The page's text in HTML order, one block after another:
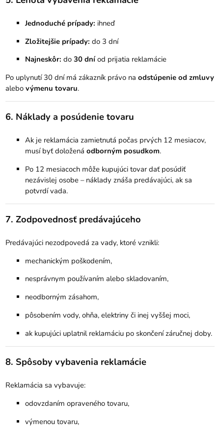
Jednoduché prípady: ihneď
Zložitejšie prípady: do 3 dní
Najneskôr: do30 dní od prijatia reklamácie
Po uplynutí 30 dní má zákazník právo naodstúpenie od zmluvy
alebovýmenu tovaru.
6. Náklady a posúdenie tovaru
Ak je reklamácia zamietnutá počas prvých 12 mesiacov,
musí byť doloženáodborným posudkom.
Po 12 mesiacoch môže kupujúci tovar dať posúdiť
nezávislej osobe – náklady znáša predávajúci, ak sa
potvrdí vada.
7. Zodpovednosť predávajúceho
Predávajúci nezodpovedá za vady, ktoré vznikli:
mechanickým poškodením,
nesprávnym používaním alebo skladovaním,
neodborným zásahom,
pôsobením vody, ohňa, elektriny či inej vyššej moci,
ak kupujúci uplatnil reklamáciu po skončení záručnej doby.
8. Spôsoby vybavenia reklamácie
Reklamácia sa vybavuje:
odovzdaním opraveného tovaru,
výmenou tovaru,